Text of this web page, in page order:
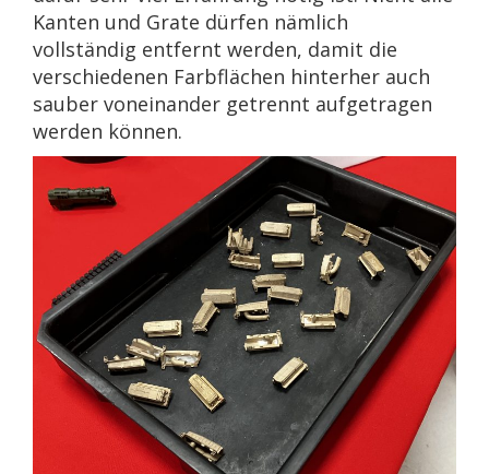
Kanten und Grate dürfen nämlich
vollständig entfernt werden, damit die
verschiedenen Farbflächen hinterher auch
sauber voneinander getrennt aufgetragen
werden können.